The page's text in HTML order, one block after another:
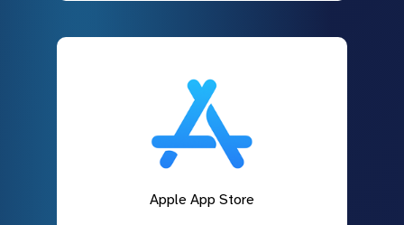
Apple App Store